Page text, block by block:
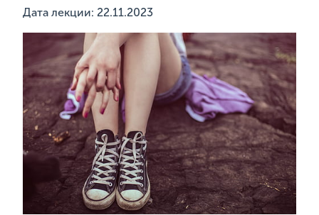
Дата лекции: 22.11.2023